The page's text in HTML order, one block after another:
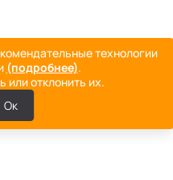
технологии
(подробнее).
или отклонить их.
Ок